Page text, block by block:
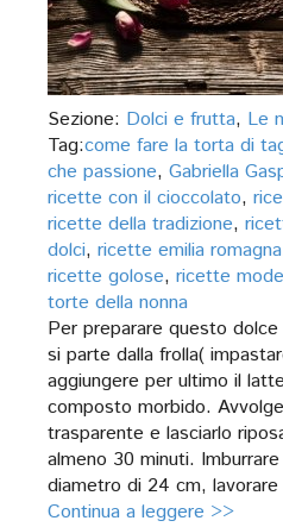
Sezione: Dolci e frutta, Le
Tag:come fare la torta di
che passione, Gabriella
ricette con il cioccolato,
ricette della tradizione,
dolci, ricette emilia romagna
ricette golose, ricette
torte della nonna
Per preparare questo
si parte dalla frolla(
aggiungere per ultimo il
composto morbido.
trasparente e lasciarlo
almeno 30 minuti.
diametro di 24 cm,
Continua a leggere >>